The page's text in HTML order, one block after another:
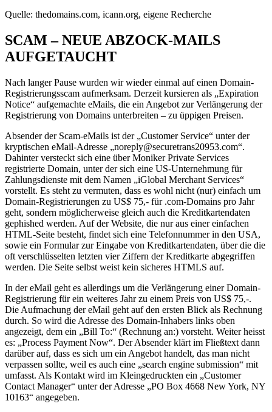
Quelle: thedomains.com, icann.org, eigene Recherche
SCAM – NEUE ABZOCK-MAILS
AUFGETAUCHT
Nach langer Pause wurden wir wieder einmal auf einen Domain-
Registrierungsscam aufmerksam. Derzeit kursieren als „Expiration
Notice“ aufgemachte eMails, die ein Angebot zur Verlängerung der
Registrierung von Domains unterbreiten – zu üppigen Preisen.
Absender der Scam-eMails ist der „Customer Service“ unter der
kryptischen eMail-Adresse „noreply@securetrans20953.com“.
Dahinter versteckt sich eine über Moniker Private Services
registrierte Domain, unter der sich eine US-Unternehmung für
Zahlungsdienste mit dem Namen „iGlobal Merchant Services“
vorstellt. Es steht zu vermuten, dass es wohl nicht (nur) einfach um
Domain-Registrierungen zu US$ 75,- für .com-Domains pro Jahr
geht, sondern möglicherweise gleich auch die Kreditkartendaten
gephished werden. Auf der Website, die nur aus einer einfachen
HTML-Seite besteht, findet sich eine Telefonnummer in den USA,
sowie ein Formular zur Eingabe von Kreditkartendaten, über die die
oft verschlüsselten letzten vier Ziffern der Kreditkarte abgegriffen
werden. Die Seite selbst weist kein sicheres HTMLS auf.
In der eMail geht es allerdings um die Verlängerung einer Domain-
Registrierung für ein weiteres Jahr zu einem Preis von US$ 75,-.
Die Aufmachung der eMail geht auf den ersten Blick als Rechnung
durch. So wird die Adresse des Domain-Inhabers links oben
angezeigt, dem ein „Bill To:“ (Rechnung an:) vorsteht. Weiter heisst
es: „Process Payment Now“. Der Absender klärt im Fließtext dann
darüber auf, dass es sich um ein Angebot handelt, das man nicht
verpassen sollte, weil es auch eine „search engine submission“ mit
umfasst. Als Kontakt wird im Kleingedruckten ein „Customer
Contact Manager“ unter der Adresse „PO Box 4668 New York, NY
10163“ angegeben.